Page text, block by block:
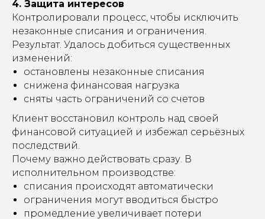
4. Защита интересов
Контролировали процесс, чтобы исключить
незаконные списания и ограничения.
Результат. Удалось добиться существенных
изменений:
остановлены незаконные списания
снижена финансовая нагрузка
сняты часть ограничений со счетов
Клиент восстановил контроль над своей
финансовой ситуацией и избежал серьёзных
последствий.
Почему важно действовать сразу. В
исполнительном производстве:
списания происходят автоматически
ограничения могут вводиться быстро
промедление увеличивает потери